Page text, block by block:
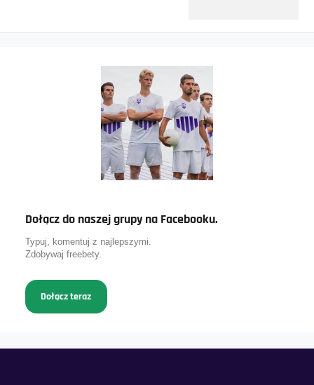
Dołącz do naszej grupy na Facebooku.
Typuj, komentuj z najlepszymi.
Zdobywaj freebety.
Dołącz teraz